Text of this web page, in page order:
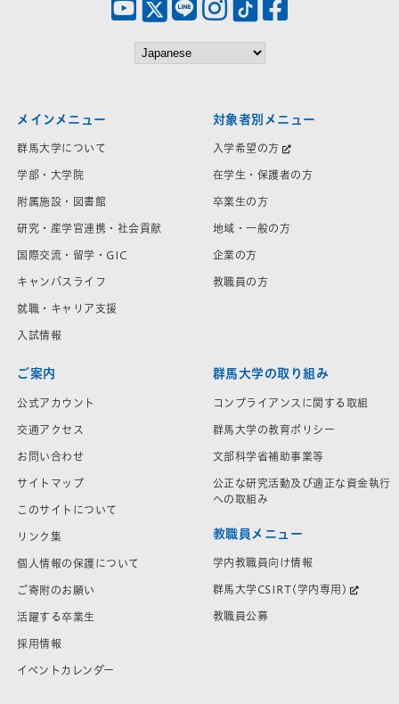
メインメニュー
群馬大学について
学部・大学院
附属施設・図書館
研究・産学官連携・社会貢献
国際交流・留学・GIC
キャンパスライフ
就職・キャリア支援
入試情報
対象者別メニュー
入学希望の方
在学生・保護者の方
卒業生の方
地域・一般の方
企業の方
教職員の方
ご案内
公式アカウント
交通アクセス
お問い合わせ
サイトマップ
このサイトについて
リンク集
個人情報の保護について
ご寄附のお願い
活躍する卒業生
採用情報
イベントカレンダー
群馬大学の取り組み
コンプライアンスに関する取組
群馬大学の教育ポリシー
文部科学省補助事業等
公正な研究活動及び適正な資金執行
への取組み
教職員メニュー
学内教職員向け情報
群馬大学CSIRT(学内専用)
教職員公募